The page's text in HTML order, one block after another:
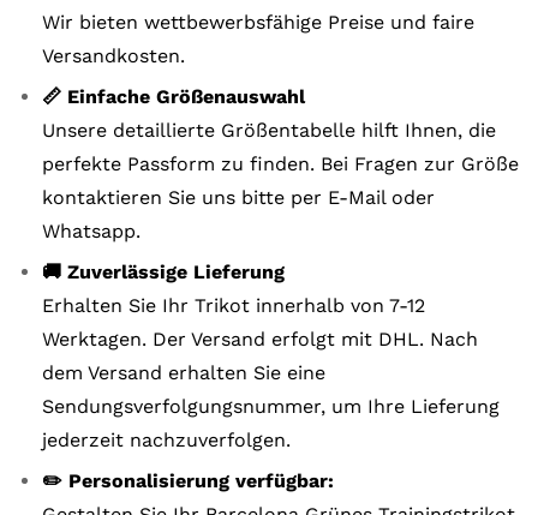
Wir bieten wettbewerbsfähige Preise und faire
Versandkosten.
📏 Einfache Größenauswahl
Unsere detaillierte Größentabelle hilft Ihnen, die
perfekte Passform zu finden. Bei Fragen zur Größe
kontaktieren Sie uns bitte per E-Mail oder
Whatsapp.
🚚 Zuverlässige Lieferung
Erhalten Sie Ihr Trikot innerhalb von 7-12
Werktagen. Der Versand erfolgt mit DHL. Nach
dem Versand erhalten Sie eine
Sendungsverfolgungsnummer, um Ihre Lieferung
jederzeit nachzuverfolgen.
✏️ Personalisierung verfügbar: